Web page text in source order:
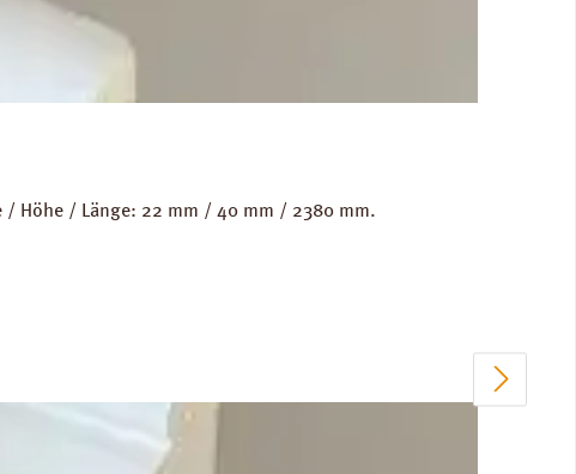
/ Höhe / Länge: 22 mm / 40 mm / 2380 mm.